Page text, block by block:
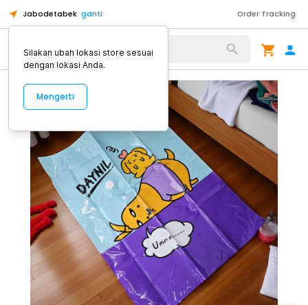
Jabodetabek ganti Order Tracking
Alat Kopi
Silakan ubah lokasi store sesuai
dengan lokasi Anda.
Mengerti